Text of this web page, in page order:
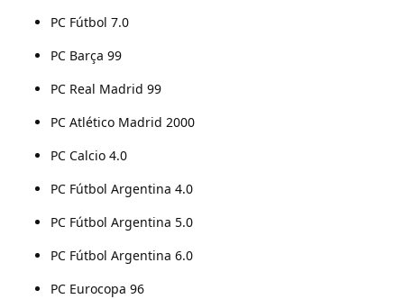
PC Fútbol 7.0
PC Barça 99
PC Real Madrid 99
PC Atlético Madrid 2000
PC Calcio 4.0
PC Fútbol Argentina 4.0
PC Fútbol Argentina 5.0
PC Fútbol Argentina 6.0
PC Eurocopa 96